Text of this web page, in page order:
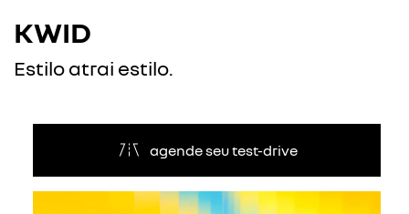
KWID
Estilo atrai estilo.
agende seu test-drive